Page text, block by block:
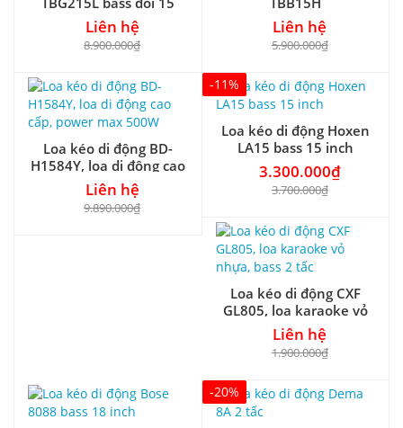
inch
Liên hệ
8.900.000₫
Liên hệ
5.900.000₫
Loa kéo di động BD-
H1584Y, loa di động cao
cấp, power max 500W
Liên hệ
9.890.000₫
-11%
Loa kéo di động Hoxen
LA15 bass 15 inch
3.300.000₫
3.700.000₫
Loa kéo di động CXF
GL805, loa karaoke vỏ
nhựa, bass 2 tấc
Liên hệ
1.900.000₫
-20%